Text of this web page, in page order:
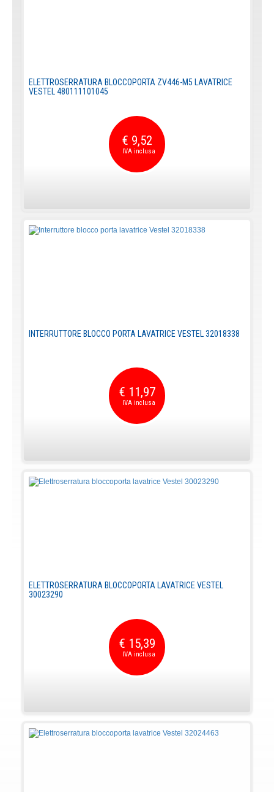
ELETTROSERRATURA BLOCCOPORTA ZV446-M5 LAVATRICE
VESTEL 480111101045
€ 9,52
INTERRUTTORE BLOCCO PORTA LAVATRICE VESTEL 32018338
€ 11,97
ELETTROSERRATURA BLOCCOPORTA LAVATRICE VESTEL
30023290
€ 15,39